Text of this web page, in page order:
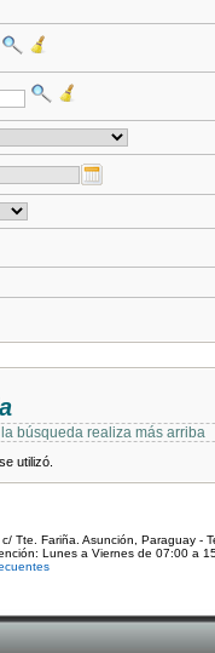
búsqueda realiza más arriba
utilizó.
Tte. Fariña. Asunción, Paraguay -
Lunes a Viernes de 07:00 a